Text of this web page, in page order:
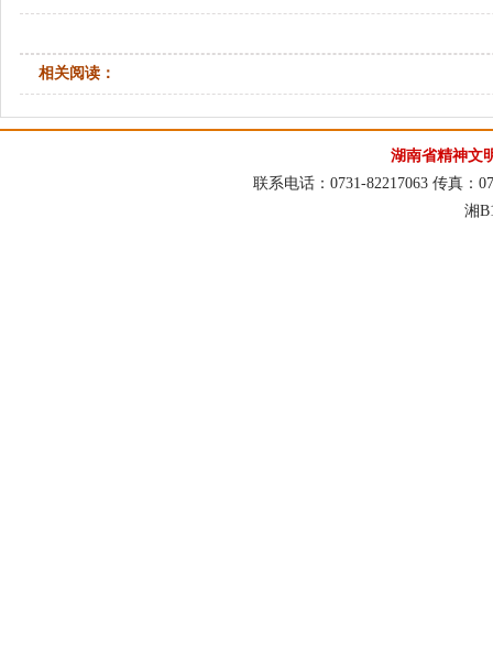
相关阅读：
湖南省精神文
联系电话：0731-82217063 传真：
湘